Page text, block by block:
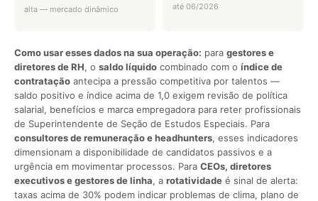
alta — mercado dinâmico até 06/2026
Como usar esses dados na sua operação: para gestores e
diretores de RH, o saldo líquido combinado com o índice de
contratação antecipa a pressão competitiva por talentos —
saldo positivo e índice acima de 1,0 exigem revisão de política
salarial, benefícios e marca empregadora para reter profissionais
de Superintendente de Seção de Estudos Especiais. Para
consultores de remuneração e headhunters, esses indicadores
dimensionam a disponibilidade de candidatos passivos e a
urgência em movimentar processos. Para CEOs, diretores
executivos e gestores de linha, a rotatividade é sinal de alerta:
taxas acima de 30% podem indicar problemas de clima, plano de